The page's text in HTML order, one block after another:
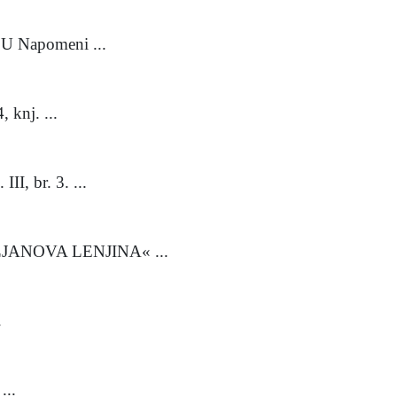
Napomeni ...
knj. ...
III, br. 3. ...
LENJINA« ...